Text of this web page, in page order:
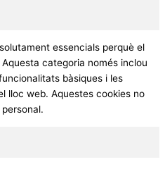
essencials perquè el
categoria només inclou
bàsiques i les
lloc web. Aquestes cookies no